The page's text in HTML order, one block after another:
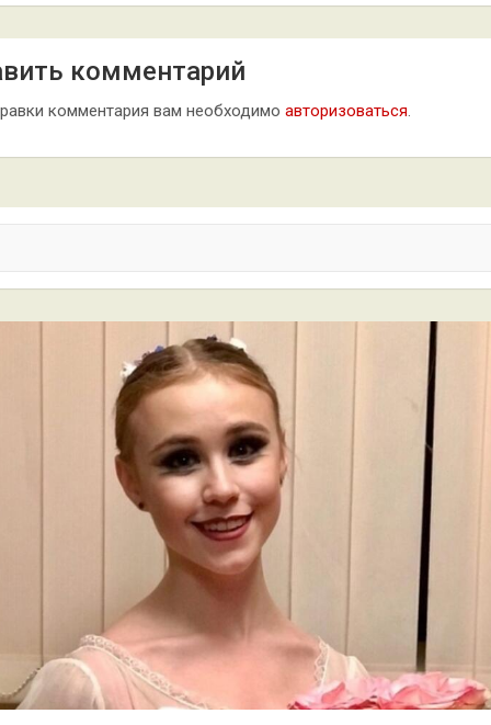
комментарий
комментария вам необходимо авторизоваться.